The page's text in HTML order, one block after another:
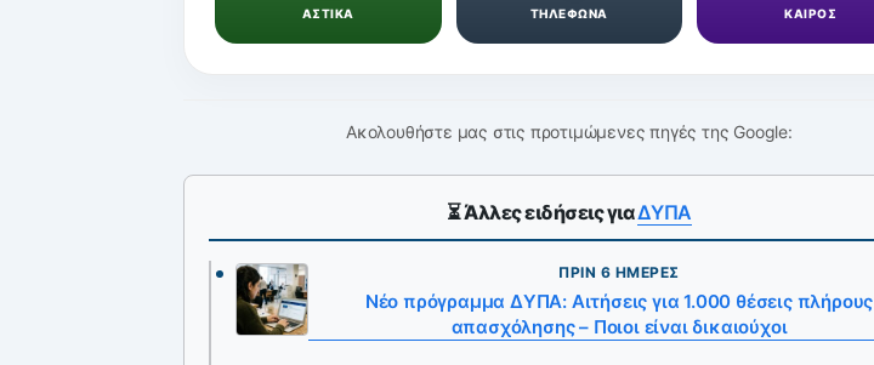
ΑΣΤΙΚΑ ΤΗΛΕΦΩΝΑ ΚΑΙΡΟΣ
Ακολουθήστε μας στις προτιμώμενες πηγές της Google:
⏳ Άλλες ειδήσεις γιαΔΥΠΑ
ΠΡΙΝ 6 ΗΜΈΡΕΣ
Νέο πρόγραμμα ΔΥΠΑ: Αιτήσεις για 1.000 θέσεις πλήρους
απασχόλησης – Ποιοι είναι δικαιούχοι